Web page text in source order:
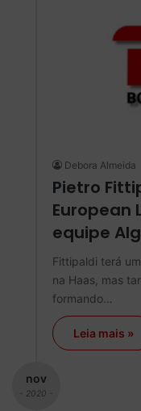
Debora Almeida
Pietro
European
equipe
Fittipaldi terá
na Haas, mas
formando…
Leia mais »
nov
- 2020 -